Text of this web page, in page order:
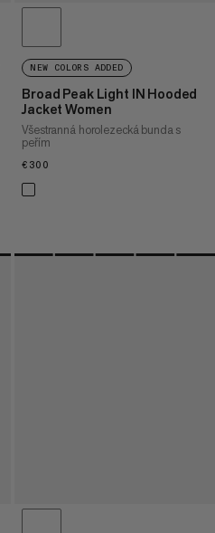
NEW COLORS ADDED
Broad Peak Light IN Hooded
Jacket Women
Všestranná horolezecká bunda s
peřím
€300